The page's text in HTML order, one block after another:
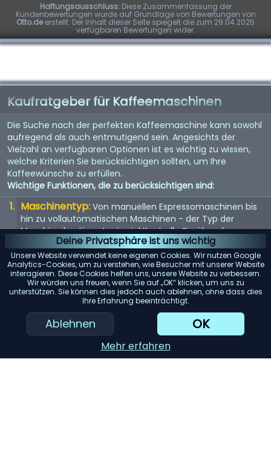
Deine Privatsphäre ist uns wichtig
Unsere Website verwendet keine eigenen Cookies. Wir nutzen Google
Analytics-Cookies, um zu verstehen, wie Besucher mit unserer Website
interagieren. Diese Cookies helfen uns, unsere Website zu verbessern.
Wir würden uns freuen, wenn Sie auf „OK“ klicken, um uns zu
unterstützen. Sie können dies jedoch auch ablehnen, ohne dass dies
Ihre Erfahrung beeinträchtigt.
Ablehnen OK
Mehr erfahren
Haftungsausschluss:Diese Zusammenfassung der
Kundenbewertungen wurde auf Grundlage von Bewertungen von
Otto.deerstellt. Der Inhalt dieser Seite spiegelt die zum 29.04.2025
verfügbaren Bewertungen wider.
Kaufratgeber für Kaffeemaschinen
Die Suche nach der perfekten Kaffeemaschine kann sowohl
aufregend als auch entmutigend sein. Angesichts der
Vielzahl an verfügbaren Optionen ist es wichtig zu wissen,
welche Kriterien Sie berücksichtigen sollten, um Ihre
Kaffeewünsche zu erfüllen.
Wichtige Funktionen, die zu berücksichtigen sind:
Maschinentyp: Von manuellen Espressomaschinen bis
hin zu vollautomatischen Maschinen - der Typ der
Maschine bestimmt, wie viel Kontrolle Sie über den
Brühvorgang haben.
Qualität der Mühle: Eine eingebaute Mühle kann
entscheidend sein. Suchen Sie nach einer Maschine mit
einem hochwertigen Mahlwerk für den frischesten Kaffee.
Wasserspeicher: Berücksichtigen Sie die Kapazität des
Wassertanks. Ein größerer Tank bedeutet selteneres
Nachfüllen, was besonders für Büros oder große Haushalte
Einfache Reinigung: